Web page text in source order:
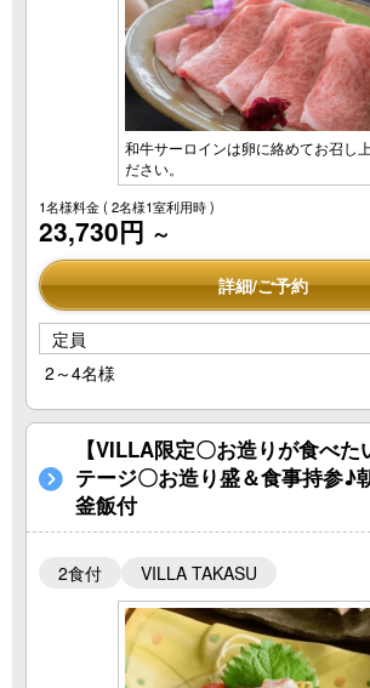
和牛サーロインは卵に絡めてお召し
ださい。
1名様料金( 2名様1室利用時 )
23,730円 ～
詳細/ご予約
定員
2～4名様
【VILLA限定〇お造りが食べ
テージ〇お造り盛＆食事持参♪
釜飯付
2食付 VILLA TAKASU